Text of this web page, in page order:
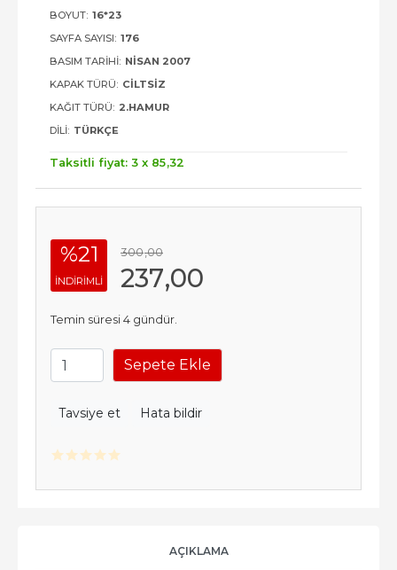
BOYUT: 16*23
SAYFA SAYISI: 176
BASIM TARIHI: NISAN 2007
KAPAK TÜRÜ: CILTSIZ
KAĞIT TÜRÜ: 2.HAMUR
DILI: TÜRKÇE
Taksitli fiyat: 3 x 85,32
%21
INDIRIMLI
300,00
237,00
Temin süresi 4 gündür.
Sepete Ekle
Tavsiye et Hata bildir
AÇIKLAMA